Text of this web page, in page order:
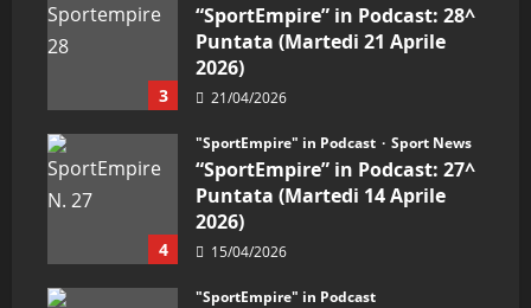
3
“SportEmpire” in Podcast: 28^
Puntata (Martedi 21 Aprile
2026)
21/04/2026
4
"SportEmpire" in Podcast Sport News
“SportEmpire” in Podcast: 27^
Puntata (Martedi 14 Aprile
2026)
15/04/2026
"SportEmpire" in Podcast